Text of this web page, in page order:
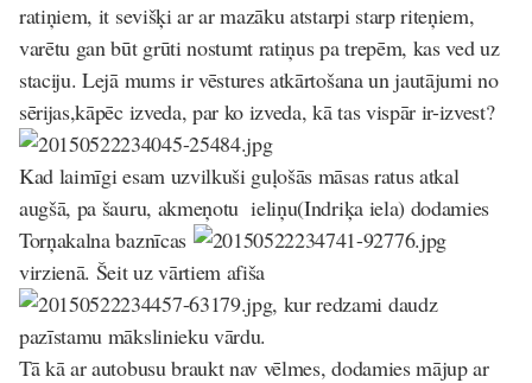
ratiņiem, it sevišķi ar ar mazāku atstarpi starp riteņiem,
varētu gan būt grūti nostumt ratiņus pa trepēm, kas ved uz
staciju. Lejā mums ir vēstures atkārtošana un jautājumi no
sērijas,kāpēc izveda, par ko izveda, kā tas vispār ir-izvest?
Kad laimīgi esam uzvilkuši guļošās māsas ratus atkal
augšā, pa šauru, akmeņotu ieliņu(Indriķa iela) dodamies
Torņakalna baznīcas
virzienā. Šeit uz vārtiem afiša
, kur redzami daudz
pazīstamu mākslinieku vārdu.
Tā kā ar autobusu braukt nav vēlmes, dodamies mājup ar